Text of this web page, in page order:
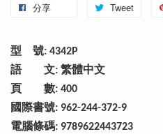
分享 Tweet
型 號: 4342P
語 文: 繁體中文
頁 數: 400
國際書號: 962-244-372-9
電腦條碼: 9789622443723